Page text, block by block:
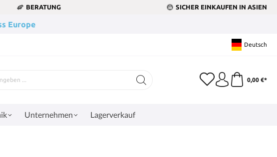
BERATUNG SICHER EINKAUFEN IN ASIEN
Europe
Deutsch
0,00 €*
Unternehmen Lagerverkauf